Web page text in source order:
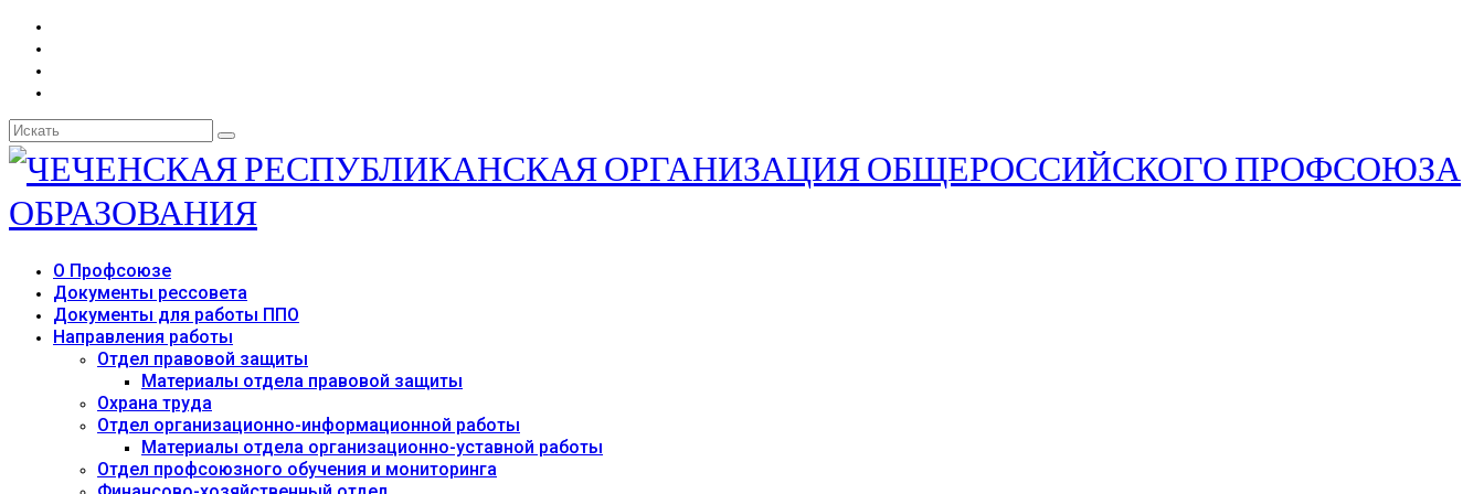
Искать:
О Профсоюзе
Документы рессовета
Документы для работы ППО
Направления работы
Отдел правовой защиты
Материалы отдела правовой защиты
Охрана труда
Отдел организационно-информационной работы
Материалы отдела организационно-уставной работы
Отдел профсоюзного обучения и мониторинга